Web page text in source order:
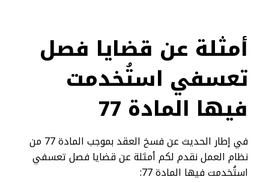
أمثلة عن قضايا فصل
تعسفي استُخدمت
فيها المادة 77
في إطار الحديث عن فسخ العقد بموجب المادة 77 من
نظام العمل نقدم لكم أمثلة عن قضايا فصل تعسفي
استُخدمت فيها المادة 77: